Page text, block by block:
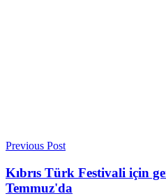
Previous Post
Kıbrıs Türk Festivali için
Temmuz'da